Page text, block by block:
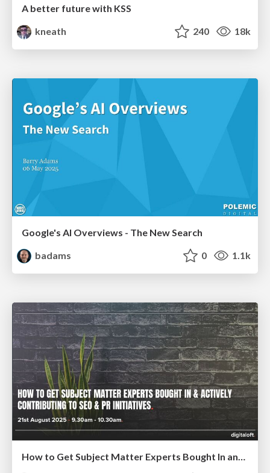
A better future with KSS
kneath
240 18k
Google's AI Overviews - The New Search
badams
0 1.1k
How to Get Subject Matter Experts Bought In and Actively Contributing to SEO & PR Initiatives.